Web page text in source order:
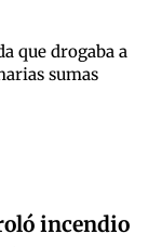
que drogaba a
sumas
incendio